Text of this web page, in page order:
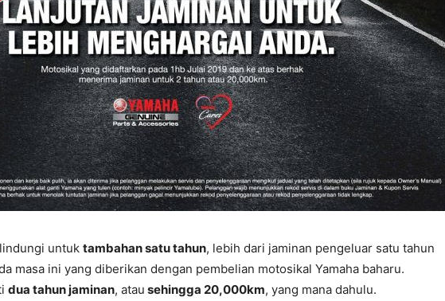
untuk tambahan satu tahun, lebih dari jaminan pengeluar satu tahun
masa ini yang diberikan dengan pembelian motosikal Yamaha baharu.
dua tahun jaminan, atau sehingga 20,000km, yang mana dahulu.